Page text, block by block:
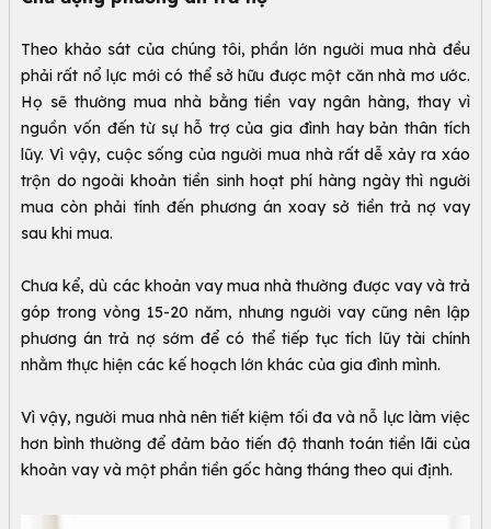
Theo khảo sát của chúng tôi, phần lớn người mua nhà đều
phải rất nổ lực mới có thể sở hữu được một căn nhà mơ ước.
Họ sẽ thường mua nhà bằng tiền vay ngân hàng, thay vì
nguồn vốn đến từ sự hỗ trợ của gia đình hay bản thân tích
lũy. Vì vậy, cuộc sống của người mua nhà rất dễ xảy ra xáo
trộn do ngoài khoản tiền sinh hoạt phí hàng ngày thì người
mua còn phải tính đến phương án xoay sở tiền trả nợ vay
sau khi mua.
Chưa kể, dù các khoản vay mua nhà thường được vay và trả
góp trong vòng 15-20 năm, nhưng người vay cũng nên lập
phương án trả nợ sớm để có thể tiếp tục tích lũy tài chính
nhằm thực hiện các kế hoạch lớn khác của gia đình mình.
Vì vậy, người mua nhà nên tiết kiệm tối đa và nỗ lực làm việc
hơn bình thường để đảm bảo tiến độ thanh toán tiền lãi của
khoản vay và một phần tiền gốc hàng tháng theo qui định.